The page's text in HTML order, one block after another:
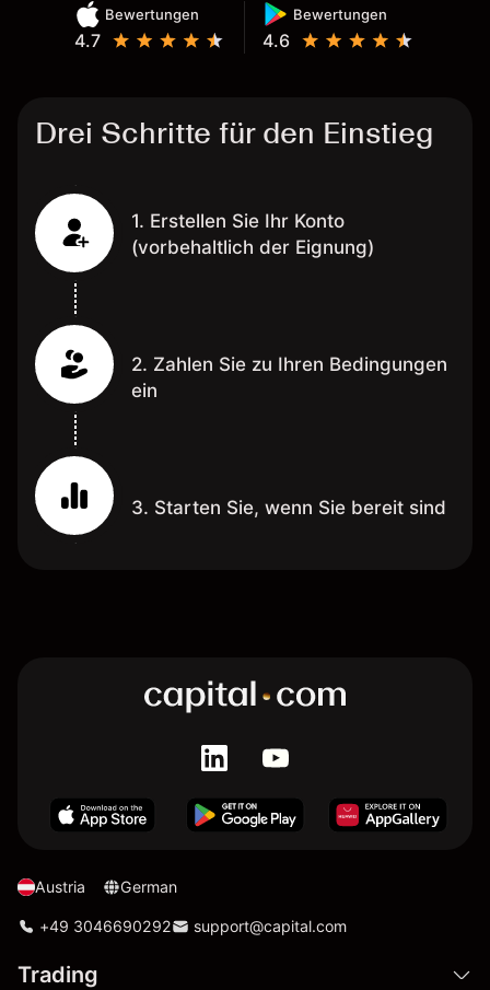
Bewertungen
4.7
Bewertungen
4.6
Drei Schritte für den Einstieg
1. Erstellen Sie Ihr Konto
(vorbehaltlich der Eignung)
2. Zahlen Sie zu Ihren Bedingungen
ein
3. Starten Sie, wenn Sie bereit sind
Austria German
+49 3046690292 support@capital.com
Trading